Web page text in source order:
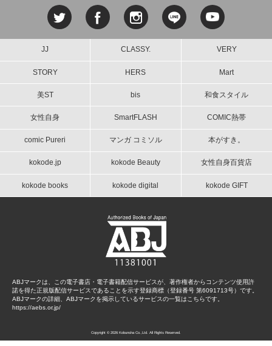
JJ CLASSY. VERY
STORY HERS Mart
美ST bis 和食スタイル
女性自身 SmartFLASH COMIC熱帯
comic Pureri マンガ コミソル 本がすき。
kokode.jp kokode Beauty 女性自身百貨店
kokode books kokode digital kokode GIFT
ABJマークは、この電子書店・電子書籍配信サービスが、著作権者からコンテンツ使用許
諾を得た正規版配信サービスであることを示す登録商標（登録番号 第6091713号）です。
ABJマークの詳細、ABJマークを掲示しているサービスの一覧はこちらです。
https://aebs.or.jp/
Copyright © 2026 Kobunsha Co.,Ltd. All Rights Reserved.